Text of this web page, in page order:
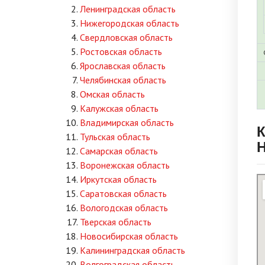
Ленинградская область
Нижегородская область
Свердловская область
Ростовская область
Ярославская область
Челябинская область
Омская область
Калужская область
Владимирская область
Тульская область
Самарская область
Воронежская область
Иркутская область
Саратовская область
Вологодская область
Тверская область
Новосибирская область
Калининградская область